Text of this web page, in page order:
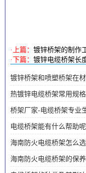
·上篇： 镀锌桥架的制作
·下篇： 镀锌电缆桥架长
镀锌桥架和喷塑桥架在
桥架厂家-电缆桥架专业
电缆桥架能有什么帮助呢
海南防火电缆桥架怎么
海南防火电缆桥架的保养